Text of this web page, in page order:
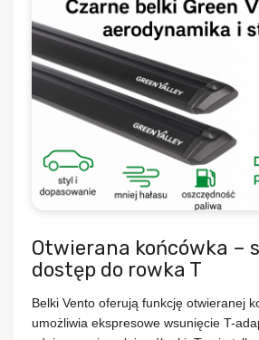
Otwierana końcówka –
dostęp do rowka T
Belki Vento oferują funkcję otwieranej
umożliwia ekspresowe wsunięcie T-